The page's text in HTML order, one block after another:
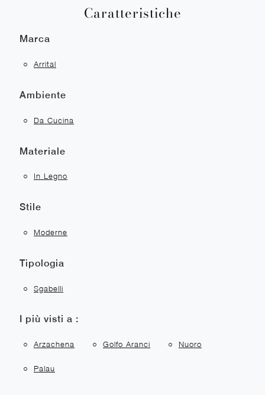
Caratteristiche
Marca
Arrital
Ambiente
Da Cucina
Materiale
In Legno
Stile
Moderne
Tipologia
Sgabelli
I più visti a :
Arzachena Golfo Aranci Nuoro
Palau